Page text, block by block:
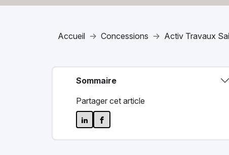
Accueil Concessions Activ Travaux
Sommaire
Partager cet article